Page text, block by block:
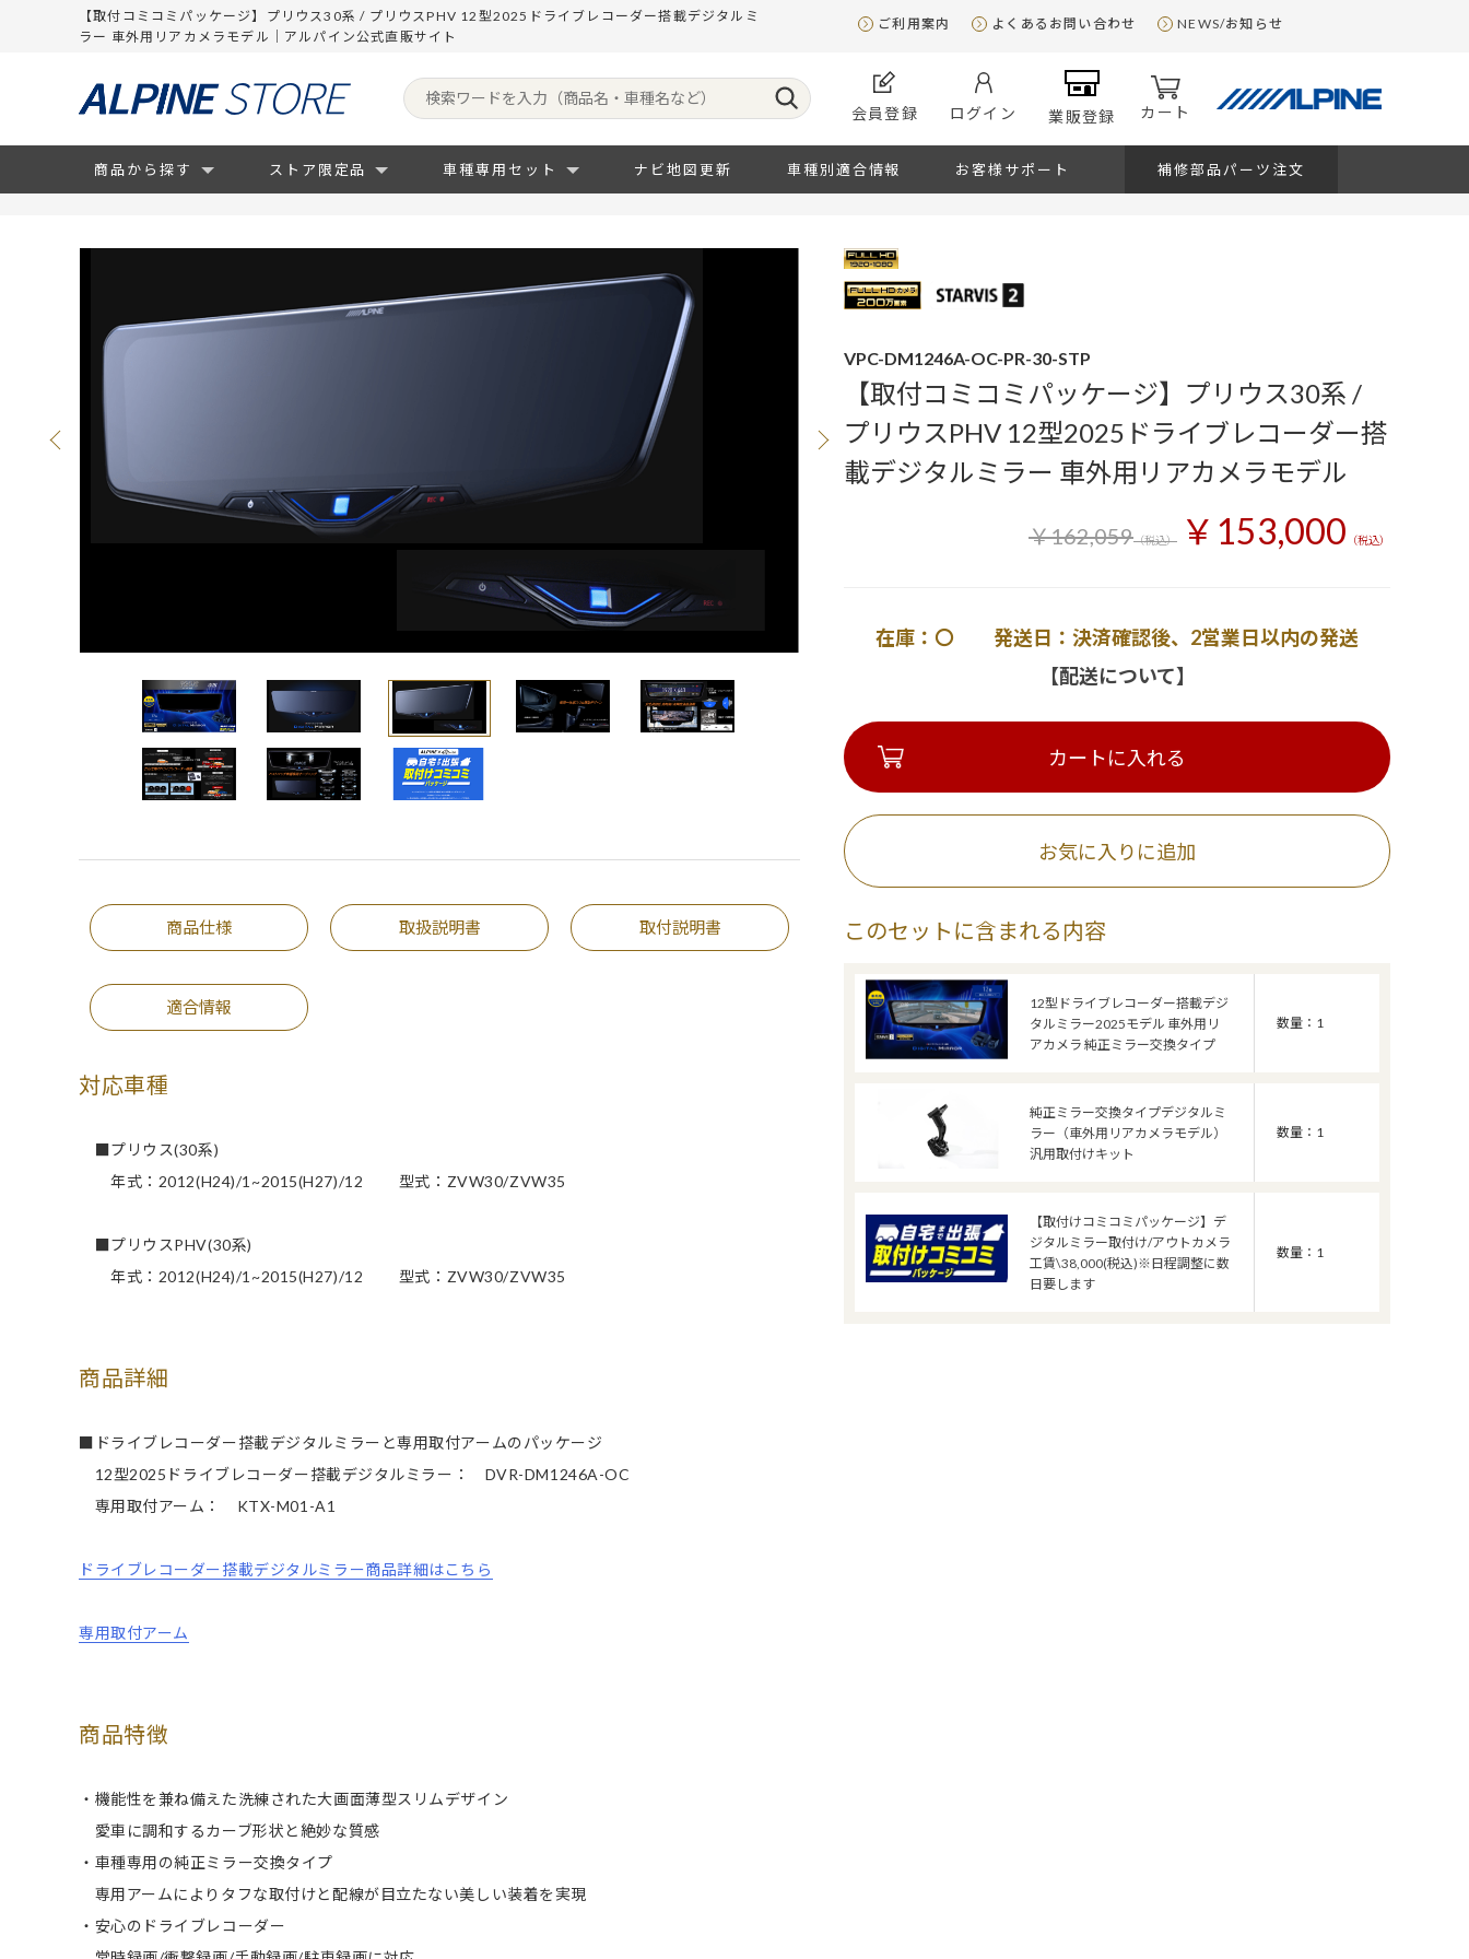
【取付コミコミパッケージ】プリウス30系 / プリウスPHV 12型2025ドライブレコーダー搭載デジタルミ
ラー 車外用リアカメラモデル｜アルパイン公式直販サイト
ご利用案内 よくあるお問い合わせ NEWS/お知らせ
会員登録 ログイン 業販登録 カート
商品から探す ストア限定品 車種専用セット ナビ地図更新 車種別適合情報 お客様サポート 補修部品パーツ注文
商品仕様 取扱説明書 取付説明書
適合情報
対応車種
■プリウス(30系)
年式：2012(H24)/1~2015(H27)/12 型式：ZVW30/ZVW35
■プリウスPHV(30系)
年式：2012(H24)/1~2015(H27)/12 型式：ZVW30/ZVW35
商品詳細
■ドライブレコーダー搭載デジタルミラーと専用取付アームのパッケージ
12型2025ドライブレコーダー搭載デジタルミラー： DVR-DM1246A-OC
専用取付アーム： KTX-M01-A1
ドライブレコーダー搭載デジタルミラー商品詳細はこちら
専用取付アーム
商品特徴
・機能性を兼ね備えた洗練された大画面薄型スリムデザイン
愛車に調和するカーブ形状と絶妙な質感
・車種専用の純正ミラー交換タイプ
専用アームによりタフな取付けと配線が目立たない美しい装着を実現
・安心のドライブレコーダー
VPC-DM1246A-OC-PR-30-STP
【取付コミコミパッケージ】プリウス30系 /
プリウスPHV 12型2025ドライブレコーダー搭
載デジタルミラー 車外用リアカメラモデル
￥162,059（税込） ￥153,000 （税込）
在庫：〇 発送日：決済確認後、2営業日以内の発送
【配送について】
カートに入れる
このセットに含まれる内容
12型ドライブレコーダー搭載デジ
タルミラー2025モデル 車外用リ
アカメラ 純正ミラー交換タイプ
数量：1
純正ミラー交換タイプデジタルミ
ラー（車外用リアカメラモデル）
汎用取付けキット
数量：1
【取付けコミコミパッケージ】デ
ジタルミラー取付け/アウトカメラ
工賃\38,000(税込)※日程調整に数
日要します
数量：1
お気に入りに追加